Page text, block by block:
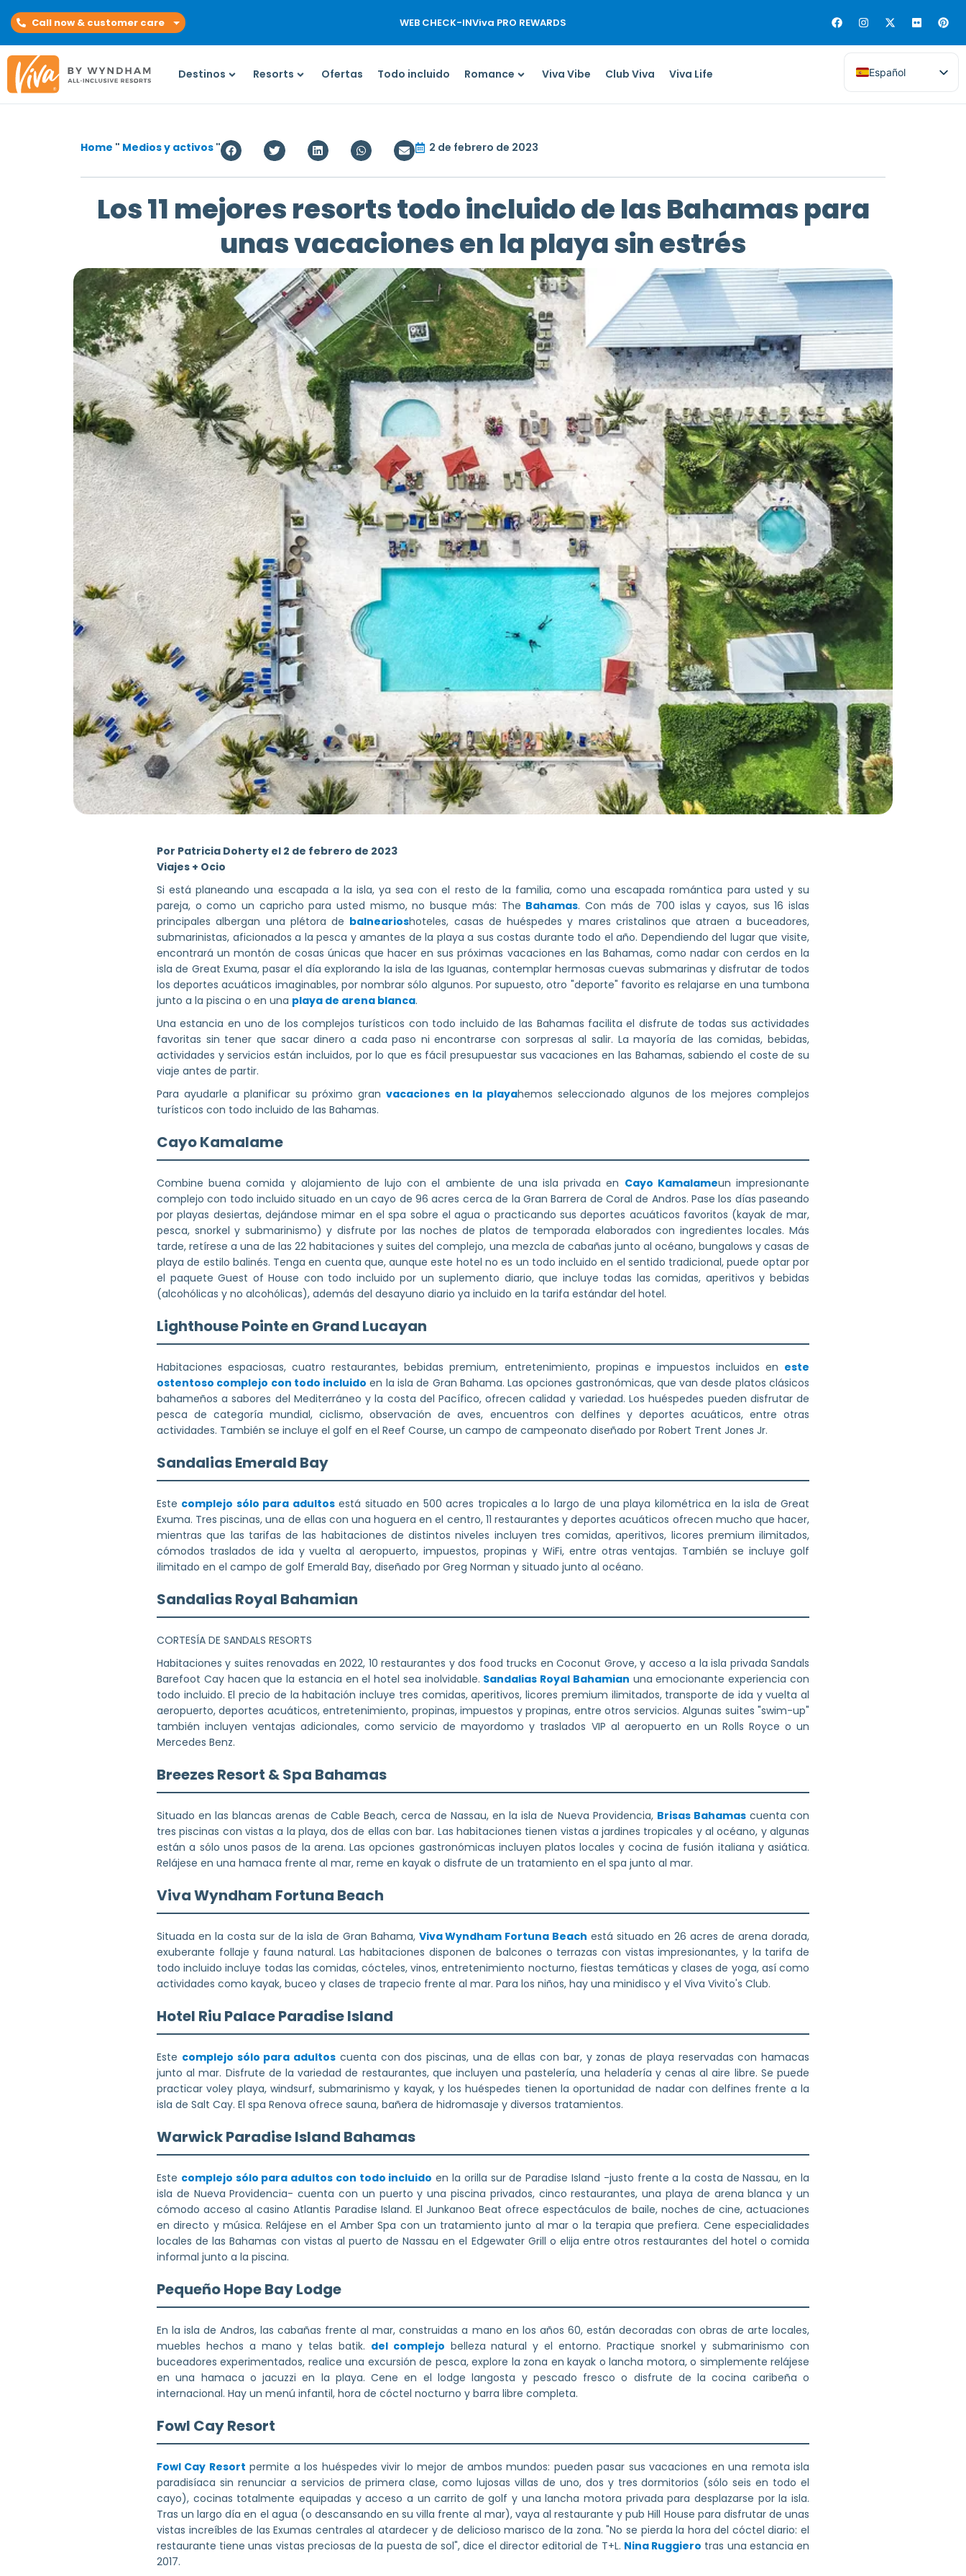
Call now & customer care WEB CHECK-INViva PRO REWARDS
Destinos Resorts Ofertas Todo incluido Romance Viva Vibe Club Viva Viva Life Español
Home " Medios y activos " 2 de febrero de 2023
Los 11 mejores resorts todo incluido de las Bahamas para
unas vacaciones en la playa sin estrés
Por Patricia Doherty el 2 de febrero de 2023
Viajes + Ocio
Si está planeando una escapada a la isla, ya sea con el resto de la familia, como una escapada romántica para usted y su
pareja, o como un capricho para usted mismo, no busque más: The Bahamas. Con más de 700 islas y cayos, sus 16 islas
principales albergan una plétora de balnearioshoteles, casas de huéspedes y mares cristalinos que atraen a buceadores,
submarinistas, aficionados a la pesca y amantes de la playa a sus costas durante todo el año. Dependiendo del lugar que visite,
encontrará un montón de cosas únicas que hacer en sus próximas vacaciones en las Bahamas, como nadar con cerdos en la
isla de Great Exuma, pasar el día explorando la isla de las Iguanas, contemplar hermosas cuevas submarinas y disfrutar de todos
los deportes acuáticos imaginables, por nombrar sólo algunos. Por supuesto, otro "deporte" favorito es relajarse en una tumbona
junto a la piscina o en una playa de arena blanca.
Una estancia en uno de los complejos turísticos con todo incluido de las Bahamas facilita el disfrute de todas sus actividades
favoritas sin tener que sacar dinero a cada paso ni encontrarse con sorpresas al salir. La mayoría de las comidas, bebidas,
actividades y servicios están incluidos, por lo que es fácil presupuestar sus vacaciones en las Bahamas, sabiendo el coste de su
viaje antes de partir.
Para ayudarle a planificar su próximo gran vacaciones en la playahemos seleccionado algunos de los mejores complejos
turísticos con todo incluido de las Bahamas.
Cayo Kamalame
Combine buena comida y alojamiento de lujo con el ambiente de una isla privada en Cayo Kamalameun impresionante
complejo con todo incluido situado en un cayo de 96 acres cerca de la Gran Barrera de Coral de Andros. Pase los días paseando
por playas desiertas, dejándose mimar en el spa sobre el agua o practicando sus deportes acuáticos favoritos (kayak de mar,
pesca, snorkel y submarinismo) y disfrute por las noches de platos de temporada elaborados con ingredientes locales. Más
tarde, retírese a una de las 22 habitaciones y suites del complejo, una mezcla de cabañas junto al océano, bungalows y casas de
playa de estilo balinés. Tenga en cuenta que, aunque este hotel no es un todo incluido en el sentido tradicional, puede optar por
el paquete Guest of House con todo incluido por un suplemento diario, que incluye todas las comidas, aperitivos y bebidas
(alcohólicas y no alcohólicas), además del desayuno diario ya incluido en la tarifa estándar del hotel.
Lighthouse Pointe en Grand Lucayan
Habitaciones espaciosas, cuatro restaurantes, bebidas premium, entretenimiento, propinas e impuestos incluidos en este
ostentoso complejo con todo incluido en la isla de Gran Bahama. Las opciones gastronómicas, que van desde platos clásicos
bahameños a sabores del Mediterráneo y la costa del Pacífico, ofrecen calidad y variedad. Los huéspedes pueden disfrutar de
pesca de categoría mundial, ciclismo, observación de aves, encuentros con delfines y deportes acuáticos, entre otras
actividades. También se incluye el golf en el Reef Course, un campo de campeonato diseñado por Robert Trent Jones Jr.
Sandalias Emerald Bay
Este complejo sólo para adultosestá situado en 500 acres tropicales a lo largo de una playa kilométrica en la isla de Great
Exuma. Tres piscinas, una de ellas con una hoguera en el centro, 11 restaurantes y deportes acuáticos ofrecen mucho que hacer,
mientras que las tarifas de las habitaciones de distintos niveles incluyen tres comidas, aperitivos, licores premium ilimitados,
cómodos traslados de ida y vuelta al aeropuerto, impuestos, propinas y WiFi, entre otras ventajas. También se incluye golf
ilimitado en el campo de golf Emerald Bay, diseñado por Greg Norman y situado junto al océano.
Sandalias Royal Bahamian
CORTESÍA DE SANDALS RESORTS
Habitaciones y suites renovadas en 2022, 10 restaurantes y dos food trucks en Coconut Grove, y acceso a la isla privada Sandals
Barefoot Cay hacen que la estancia en el hotel sea inolvidable. Sandalias Royal Bahamian una emocionante experiencia con
todo incluido. El precio de la habitación incluye tres comidas, aperitivos, licores premium ilimitados, transporte de ida y vuelta al
aeropuerto, deportes acuáticos, entretenimiento, propinas, impuestos y propinas, entre otros servicios. Algunas suites "swim-up"
también incluyen ventajas adicionales, como servicio de mayordomo y traslados VIP al aeropuerto en un Rolls Royce o un
Mercedes Benz.
Breezes Resort & Spa Bahamas
Situado en las blancas arenas de Cable Beach, cerca de Nassau, en la isla de Nueva Providencia, Brisas Bahamascuenta con
tres piscinas con vistas a la playa, dos de ellas con bar. Las habitaciones tienen vistas a jardines tropicales y al océano, y algunas
están a sólo unos pasos de la arena. Las opciones gastronómicas incluyen platos locales y cocina de fusión italiana y asiática.
Relájese en una hamaca frente al mar, reme en kayak o disfrute de un tratamiento en el spa junto al mar.
Viva Wyndham Fortuna Beach
Situada en la costa sur de la isla de Gran Bahama, Viva Wyndham Fortuna Beach está situado en 26 acres de arena dorada,
exuberante follaje y fauna natural. Las habitaciones disponen de balcones o terrazas con vistas impresionantes, y la tarifa de
todo incluido incluye todas las comidas, cócteles, vinos, entretenimiento nocturno, fiestas temáticas y clases de yoga, así como
actividades como kayak, buceo y clases de trapecio frente al mar. Para los niños, hay una minidisco y el Viva Vivito's Club.
Hotel Riu Palace Paradise Island
Este complejo sólo para adultos cuenta con dos piscinas, una de ellas con bar, y zonas de playa reservadas con hamacas
junto al mar. Disfrute de la variedad de restaurantes, que incluyen una pastelería, una heladería y cenas al aire libre. Se puede
practicar voley playa, windsurf, submarinismo y kayak, y los huéspedes tienen la oportunidad de nadar con delfines frente a la
isla de Salt Cay. El spa Renova ofrece sauna, bañera de hidromasaje y diversos tratamientos.
Warwick Paradise Island Bahamas
Este complejo sólo para adultos con todo incluido en la orilla sur de Paradise Island -justo frente a la costa de Nassau, en la
isla de Nueva Providencia- cuenta con un puerto y una piscina privados, cinco restaurantes, una playa de arena blanca y un
cómodo acceso al casino Atlantis Paradise Island. El Junkanoo Beat ofrece espectáculos de baile, noches de cine, actuaciones
en directo y música. Relájese en el Amber Spa con un tratamiento junto al mar o la terapia que prefiera. Cene especialidades
locales de las Bahamas con vistas al puerto de Nassau en el Edgewater Grill o elija entre otros restaurantes del hotel o comida
informal junto a la piscina.
Pequeño Hope Bay Lodge
En la isla de Andros, las cabañas frente al mar, construidas a mano en los años 60, están decoradas con obras de arte locales,
muebles hechos a mano y telas batik. del complejo belleza natural y el entorno. Practique snorkel y submarinismo con
buceadores experimentados, realice una excursión de pesca, explore la zona en kayak o lancha motora, o simplemente relájese
en una hamaca o jacuzzi en la playa. Cene en el lodge langosta y pescado fresco o disfrute de la cocina caribeña o
internacional. Hay un menú infantil, hora de cóctel nocturno y barra libre completa.
Fowl Cay Resort
Fowl Cay Resort permite a los huéspedes vivir lo mejor de ambos mundos: pueden pasar sus vacaciones en una remota isla
paradisíaca sin renunciar a servicios de primera clase, como lujosas villas de uno, dos y tres dormitorios (sólo seis en todo el
cayo), cocinas totalmente equipadas y acceso a un carrito de golf y una lancha motora privada para desplazarse por la isla.
Tras un largo día en el agua (o descansando en su villa frente al mar), vaya al restaurante y pub Hill House para disfrutar de unas
vistas increíbles de las Exumas centrales al atardecer y de delicioso marisco de la zona. "No se pierda la hora del cóctel diario: el
restaurante tiene unas vistas preciosas de la puesta de sol", dice el director editorial de T+L. Nina Ruggiero tras una estancia en
2017.